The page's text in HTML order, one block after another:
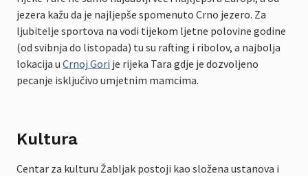
jezera kažu da je najljepše spomenuto Crno jezero. Za
ljubitelje sportova na vodi tijekom ljetne polovine godine
(od svibnja do listopada) tu su rafting i ribolov, a najbolja
lokacija u Crnoj Gori je rijeka Tara gdje je dozvoljeno
pecanje isključivo umjetnim mamcima.
Kultura
Centar za kulturu Žabljak postoji kao složena ustanova i